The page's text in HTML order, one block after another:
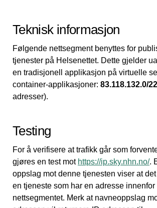
Teknisk informasjon
Følgende nettsegment benyttes for
tjenester på Helsenettet. Dette gjelder
en tradisjonell applikasjon på virtuelle
container-applikasjoner: 83.118.132.0/22
adresser).
Testing
For å verifisere at trafikk går som
gjøres en test mot https://ip.sky.nhn.no/.
oppslag mot denne tjenesten viser at
en tjeneste som har en adresse innenfor
nettsegmentet. Merk at navneoppslag